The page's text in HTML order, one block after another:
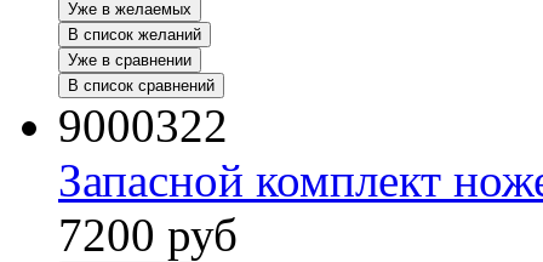
Уже в желаемых
В список желаний
Уже в сравнении
В список сравнений
9000322
Запасной комплект
7200 руб